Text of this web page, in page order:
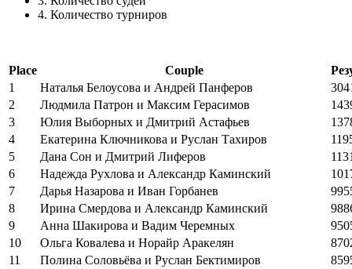
4. Количество турниров
Place Couple
1
Наталья Белоусова и Андрей Панферов
2
Людмила Патрон и Максим Герасимов
3
Юлия Выборных и Дмитрий Астафьев
4
Екатерина Ключникова и Руслан Тахиров
5
Дана Сон и Дмитрий Лиферов
6
Надежда Рухлова и Александр Каминский
7
Дарья Назарова и Иван Горбанев
8
Ирина Смердова и Александр Каминский
9
Анна Шакирова и Вадим Черемных
10
Ольга Ковалева и Норайр Аракелян
11
Полина Соловьёва и Руслан Бектимиров